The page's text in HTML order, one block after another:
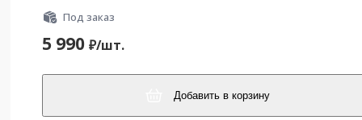
Под заказ
5 990 ₽/шт.
Добавить в корзину